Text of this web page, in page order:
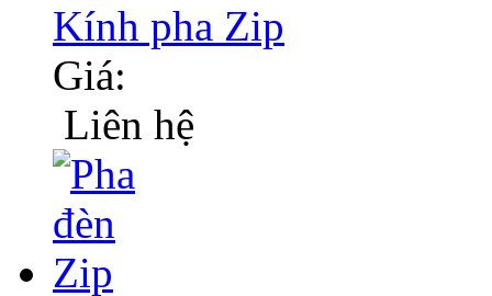
Kính pha Zip
Giá:
Liên hệ